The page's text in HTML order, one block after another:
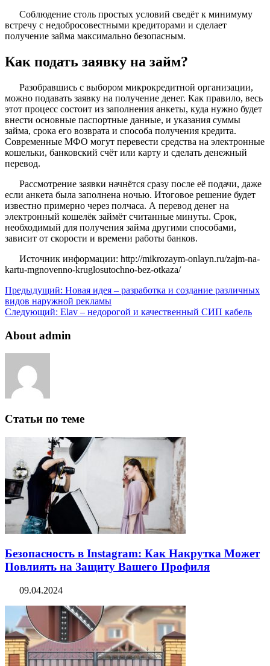
Соблюдение столь простых условий сведёт к минимуму
встречу с недобросовестными кредиторами и сделает
получение займа максимально безопасным.
Как подать заявку на займ?
Разобравшись с выбором микрокредитной организации,
можно подавать заявку на получение денег. Как правило, весь
этот процесс состоит из заполнения анкеты, куда нужно будет
внести основные паспортные данные, и указания суммы
займа, срока его возврата и способа получения кредита.
Современные МФО могут перевести средства на электронные
кошельки, банковский счёт или карту и сделать денежный
перевод.
Рассмотрение заявки начнётся сразу после её подачи, даже
если анкета была заполнена ночью. Итоговое решение будет
известно примерно через полчаса. А перевод денег на
электронный кошелёк займёт считанные минуты. Срок,
необходимый для получения займа другими способами,
зависит от скорости и времени работы банков.
Источник информации: http://mikrozaym-onlayn.ru/zajm-na-
kartu-mgnovenno-kruglosutochno-bez-otkaza/
Предыдущий: Новая идея – разработка и создание различных
видов наружной рекламы
Следующий: Elav – недорогой и качественный СИП кабель
About admin
Статьи по теме
Безопасность в Instagram: Как Накрутка Может
Повлиять на Защиту Вашего Профиля
09.04.2024